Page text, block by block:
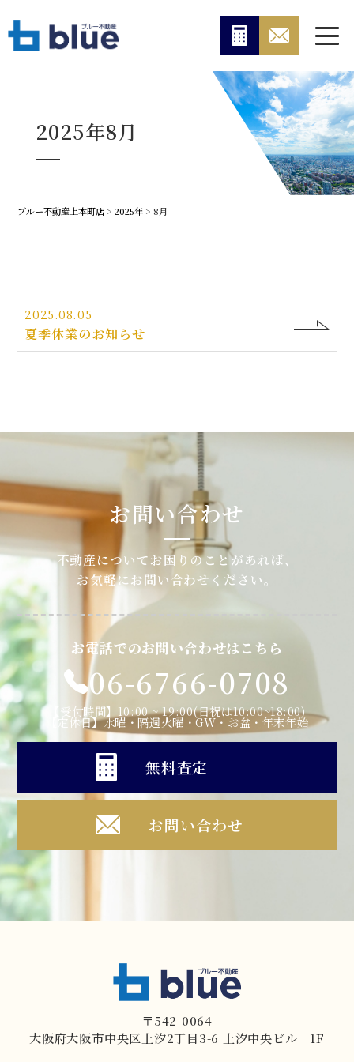
2025年8月
ブルー不動産上本町店 >2025年 > 8月
2025.08.05
夏季休業のお知らせ
お問い合わせ
不動産についてお困りのことがあれば、
お気軽にお問い合わせください。
お電話でのお問い合わせはこちら
06-6766-0708
【受付時間】10:00 ~ 19:00(日祝は10:00~18:00)
【定休日】水曜・隔週火曜・GW・お盆・年末年始
無料査定
お問い合わせ
〒542-0064
大阪府大阪市中央区上汐2丁目3-6 上汐中央ビル 1F